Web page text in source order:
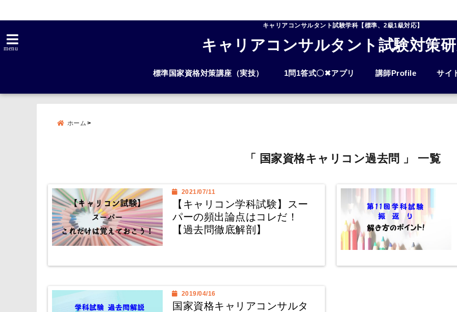
キャリアコンサルタント試験学科【標準、2級1級対応】
menu キャリアコンサルタント試験対策
標準国家資格対策講座（実技） 1問1答式〇✖アプリ 講師Profile サイ
ホーム
「 国家資格キャリコン過去問 」 一覧
2021/07/11
【キャリコン学科試験】スー
パーの頻出論点はコレだ！
【過去問徹底解剖】
2019/04/16
国家資格キャリアコンサルタ